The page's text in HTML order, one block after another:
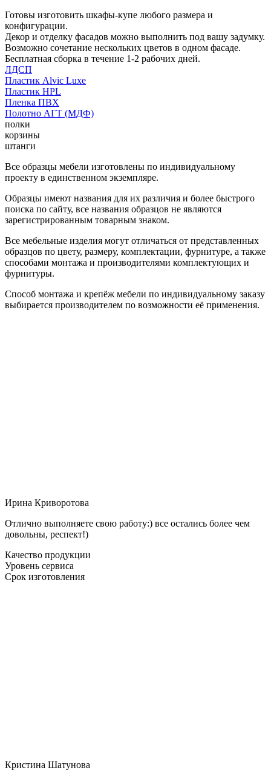
Готовы изготовить шкафы-купе любого размера и
конфигурации.
Декор и отделку фасадов можно выполнить под вашу задумку.
Возможно сочетание нескольких цветов в одном фасаде.
Бесплатная сборка в течение 1-2 рабочих дней.
ЛДСП
Пластик Alvic Luxe
Пластик HPL
Пленка ПВХ
Полотно АГТ (МДФ)
полки
корзины
штанги
Все образцы мебели изготовлены по индивидуальному
проекту в единственном экземпляре.
Образцы имеют названия для их различия и более быстрого
поиска по сайту, все названия образцов не являются
зарегистрированным товарным знаком.
Все мебельные изделия могут отличаться от представленных
образцов по цвету, размеру, комплектации, фурнитуре, а также
способами монтажа и производителями комплектующих и
фурнитуры.
Способ монтажа и крепёж мебели по индивидуальному заказу
выбирается производителем по возможности её применения.
Ирина Криворотова
Отлично выполняете свою работу:) все остались более чем
довольны, респект!)
Качество продукции
Уровень сервиса
Срок изготовления
Кристина Шатунова